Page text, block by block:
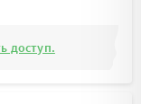
доступ.